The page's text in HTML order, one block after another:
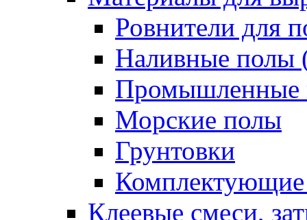
Ровнители для
Наливные полы
Промышленные
Морские полы
Грунтовки
Клеевые смеси,